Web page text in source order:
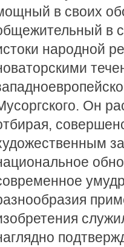
в своих
в
народной
Он